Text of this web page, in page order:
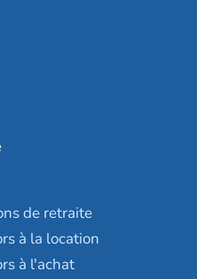
Médicis
de retraite
à la location
à l'achat